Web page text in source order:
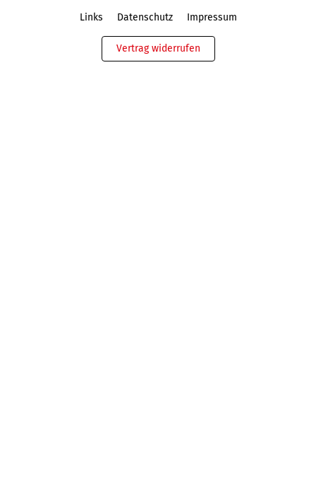
Links Datenschutz Impressum
Vertrag widerrufen